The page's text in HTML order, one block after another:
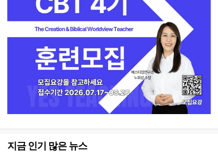
지금 인기 많은 뉴스